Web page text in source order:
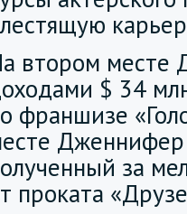
втором месте
$ 34
франшизе
за
проката